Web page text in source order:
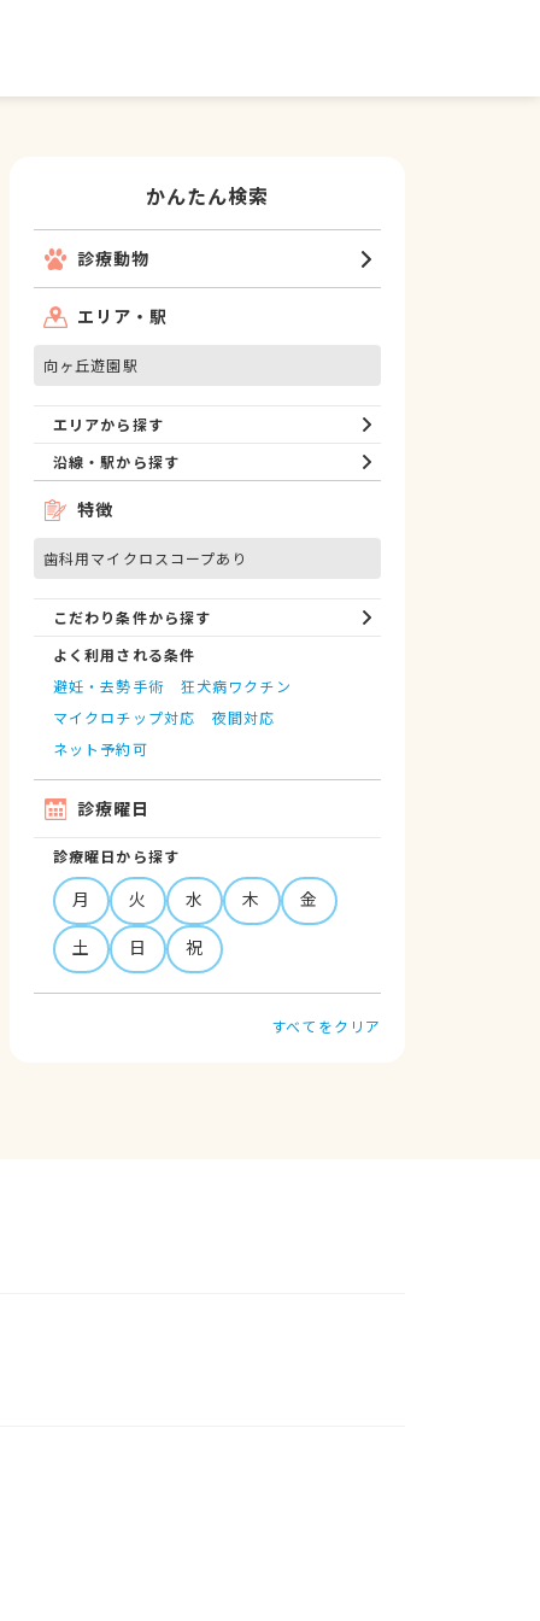
かんたん検索
診療動物
エリア・駅
向ヶ丘遊園駅
エリアから探す
沿線・駅から探す
特徴
歯科用マイクロスコープあり
こだわり条件から探す
よく利用される条件
避妊・去勢手術
狂犬病ワクチン
マイクロチップ対応
夜間対応
ネット予約可
診療曜日
診療曜日から探す
月 火 水 木
金
土
日 祝
すべてをクリア